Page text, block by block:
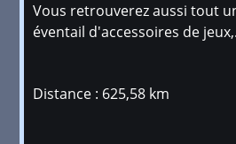
Vous retrouverez aussi tout
éventail d'accessoires de
Distance : 625,58 km